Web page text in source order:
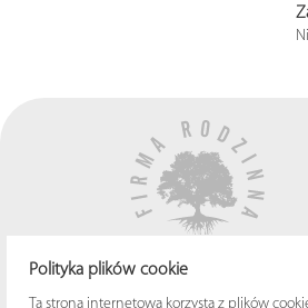
Polityka plików cookie
Ta strona internetowa korzysta z plików